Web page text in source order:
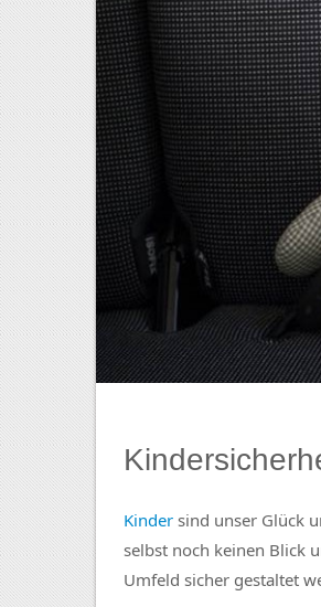
Kinder sind unser Glück
selbst noch keinen Blick
Umfeld sicher gestaltet